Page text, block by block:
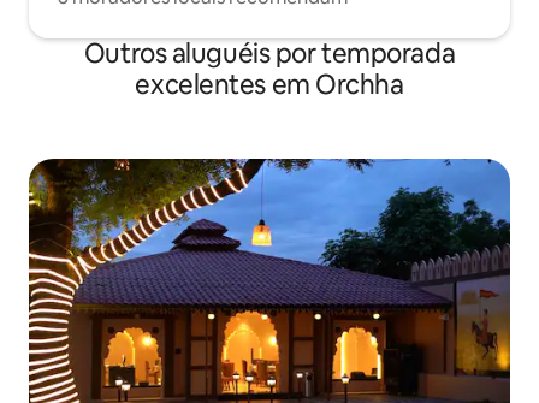
Outros aluguéis por temporada
excelentes em Orchha